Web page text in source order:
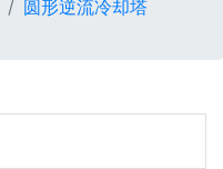
圆形逆流冷却塔